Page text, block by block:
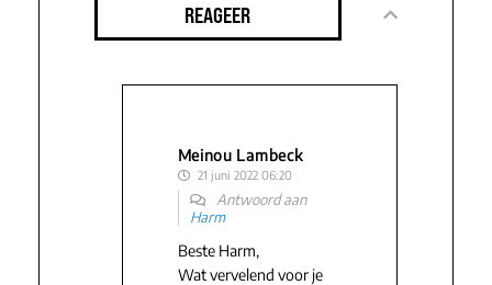
REAGEER
Meinou Lambeck
21 juni 2022 06:20
Antwoord aan
Harm
Beste Harm,
Wat vervelend voor je